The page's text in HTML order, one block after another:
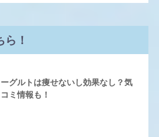
！
グルトは痩せないし効果なし？気
ミ情報も！